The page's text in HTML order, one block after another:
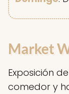
Market
Exposición
comedor y